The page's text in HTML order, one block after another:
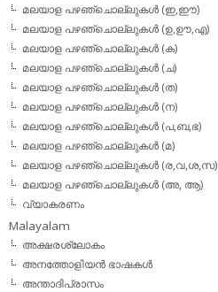
മലയാള പഴഞ്ചൊല്ലുകള്‍ (ഇ,ഈ)
മലയാള പഴഞ്ചൊല്ലുകള്‍ (ഉ,ഊ,എ)
മലയാള പഴഞ്ചൊല്ലുകള്‍ (ക)
മലയാള പഴഞ്ചൊല്ലുകള്‍ (ച)
മലയാള പഴഞ്ചൊല്ലുകള്‍ (ത)
മലയാള പഴഞ്ചൊല്ലുകള്‍ (ന)
മലയാള പഴഞ്ചൊല്ലുകള്‍ (പ,ബ,ഭ)
മലയാള പഴഞ്ചൊല്ലുകള്‍ (മ)
മലയാള പഴഞ്ചൊല്ലുകള്‍ (ര,വ,ശ,സ)
മലയാള പഴഞ്ചൊല്ലുകൾ (അ, ആ)
വ്യാകരണം
Malayalam
അക്ഷരശ്ലോകം
അനത്തോളിയന്‍ ഭാഷകള്‍
അന്താദിപ്രാസം